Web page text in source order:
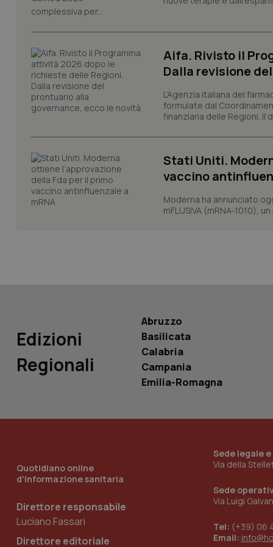
complessiva per...
Aifa. Rivisto il
Dalla revisione
L’Agenzia italiana del
formulate dal
finanziaria delle Regioni. Il
Stati Uniti.
vaccino
Moderna ha annunciato
mFLUSIVA (mRNA-1010),
Edizioni
Regionali
Abruzzo
Basilicata
Calabria
Campania
Emilia-Romagna
Quotidiano online
d'informazione sanitaria
Direttore responsabile
Luciano Fassari
Direttore editoriale
Sede legale
Via della
Sede
Via Luigi
Tel: (+39) 06
Email:
tracking-sites-
tracking-sites-
session-id
YSC